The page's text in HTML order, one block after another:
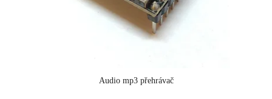
Audio mp3 přehrávač